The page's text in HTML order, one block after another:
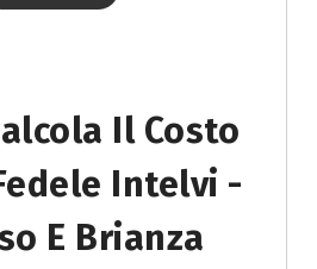
Il Costo
Intelvi -
E Brianza